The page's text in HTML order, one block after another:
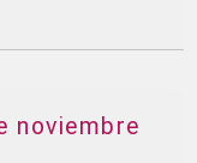
noviembre